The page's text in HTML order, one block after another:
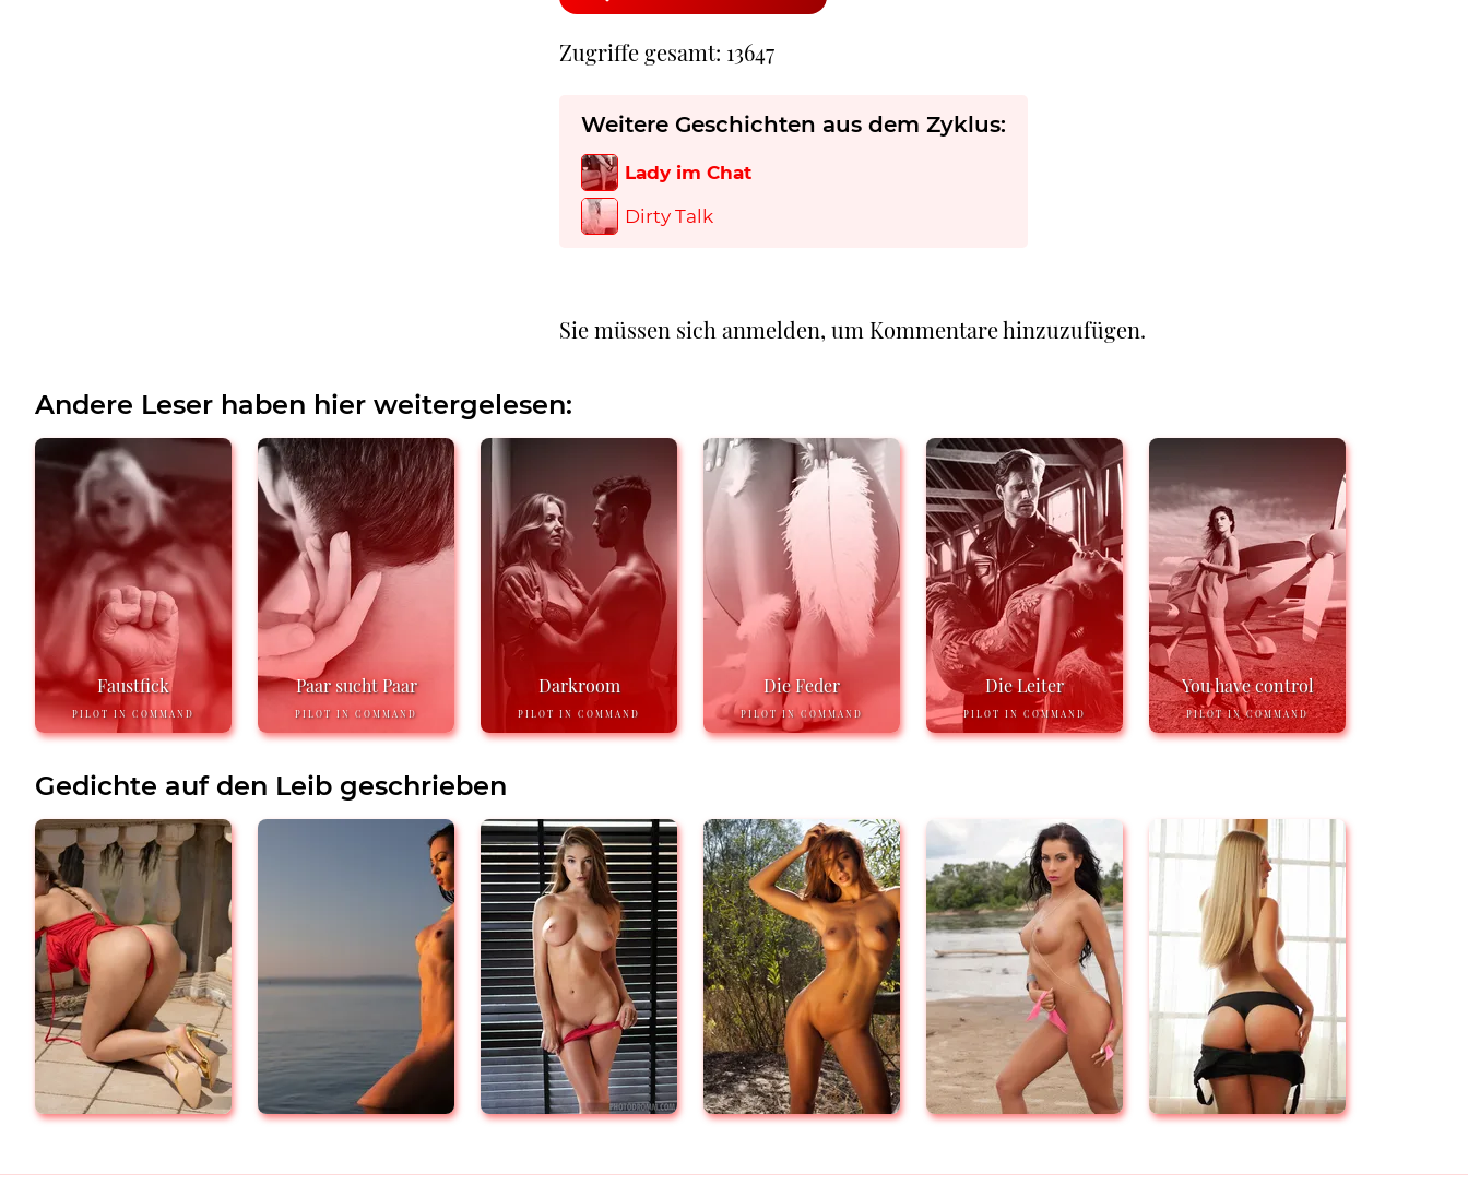
Zugriffe gesamt: 13647
Weitere Geschichten aus dem Zyklus:
Lady im Chat
Dirty Talk
Sie müssen sich anmelden, um Kommentare hinzuzufügen.
Andere Leser haben hier weitergelesen:
Faustfick
PILOT IN COMMAND
Paar sucht Paar
PILOT IN COMMAND
Darkroom
PILOT IN COMMAND
Die Feder
PILOT IN COMMAND
Die Leiter
PILOT IN COMMAND
You have control
PILOT IN COMMAND
Gedichte auf den Leib geschrieben